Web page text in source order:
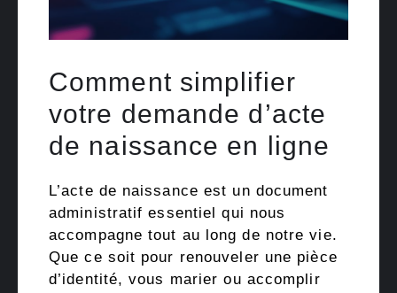
Comment simplifier
votre demande d’acte
de naissance en ligne
L’acte de naissance est un document
administratif essentiel qui nous
accompagne tout au long de notre vie.
Que ce soit pour renouveler une pièce
d’identité, vous marier ou accomplir